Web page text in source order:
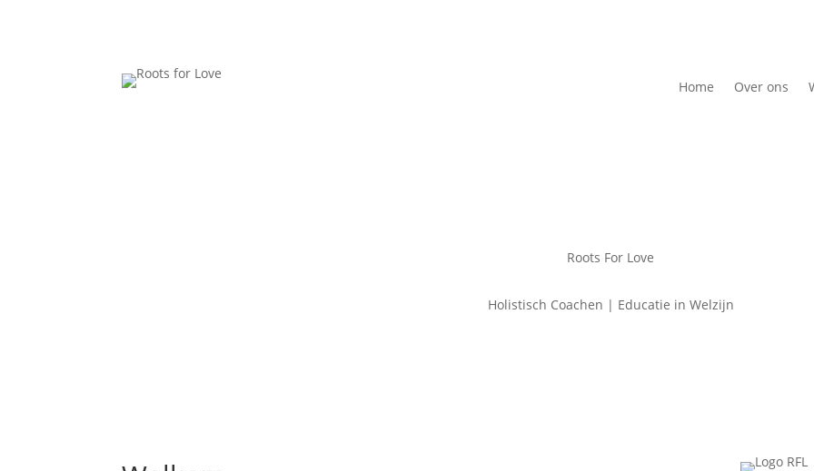
Home Over ons
Roots For Love
Holistisch Coachen | Educatie in Welzijn